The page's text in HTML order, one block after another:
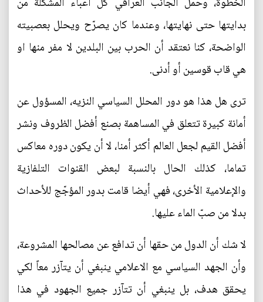
بدايتها حتى نهايتها، وعندما كان يصرّح ويحلل بعصبيته
الواضحة، كنا نعتقد أن الحرب بين البلدين لا مفر منها او
هي قاب قوسين أو أدنى.
ترى هل هذا هو دور المحلل السياسي النزيه، المسؤول عن
أمانة كبيرة تتعلق في المساهمة بصنع أفضل الظروف ونشر
أفضل القيم لجعل العالم أكثر أمنا، لا أن يكون دوره معاكس
تماما، كذلك الحال بالنسبة لبعض القنوات التلفازية
والإعلامية الأخرى، فهي أيضا قامت بدور المؤجّج للأحداث
بدلا من صبّ الماء عليها.
لا شك أن الدول من حقها أن تدافع عن مصالحها المشروعة،
وأن الجهد السياسي مع الاعلامي ينبغي أن يتآزر معاً لكي
يحقق هدف، بل ينبغي أن تتآزر جميع الجهود في هذا